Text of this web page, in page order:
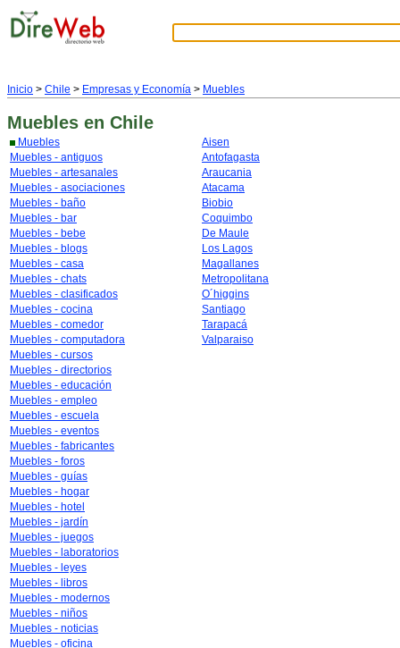
Inicio > Chile > Empresas y Economía > Muebles
Muebles en Chile
Muebles
Muebles - antiguos
Muebles - artesanales
Muebles - asociaciones
Muebles - baño
Muebles - bar
Muebles - bebe
Muebles - blogs
Muebles - casa
Muebles - chats
Muebles - clasificados
Muebles - cocina
Muebles - comedor
Muebles - computadora
Muebles - cursos
Muebles - directorios
Muebles - educación
Muebles - empleo
Muebles - escuela
Muebles - eventos
Muebles - fabricantes
Muebles - foros
Muebles - guías
Muebles - hogar
Muebles - hotel
Muebles - jardín
Muebles - juegos
Muebles - laboratorios
Muebles - leyes
Muebles - libros
Muebles - modernos
Muebles - niños
Muebles - noticias
Muebles - oficina
Aisen
Antofagasta
Araucania
Atacama
Biobio
Coquimbo
De Maule
Los Lagos
Magallanes
Metropolitana
O´higgins
Santiago
Tarapacá
Valparaiso